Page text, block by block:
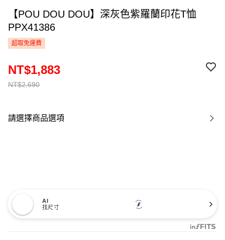
【POU DOU DOU】深灰色紫羅蘭印花T恤
PPX41386
超取免運費
NT$2,690
NT$1,883
請選擇商品選項
AI
找尺寸